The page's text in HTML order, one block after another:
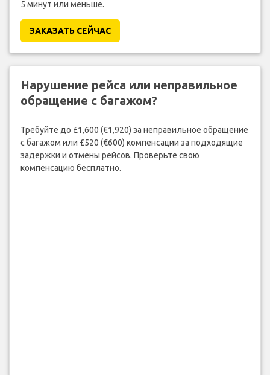
5 минут или меньше.
ЗАКАЗАТЬ СЕЙЧАС
Нарушение рейса или неправильное
обращение с багажом?
Требуйте до £1,600 (€1,920) за неправильное обращение
с багажом или £520 (€600) компенсации за подходящие
задержки и отмены рейсов. Проверьте свою
компенсацию бесплатно.